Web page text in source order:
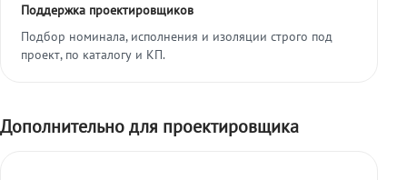
Поддержка проектировщиков
Подбор номинала, исполнения и изоляции строго под
проект, по каталогу и КП.
Дополнительно для проектировщика